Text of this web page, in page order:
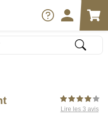
Lire les 3 avis